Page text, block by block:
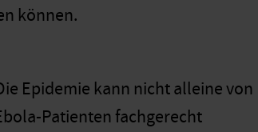
können.
Epidemie kann nicht alleine von
Patienten fachgerecht